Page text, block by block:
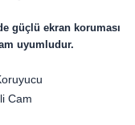
güçlü ekran koruması
uyumludur.
Cam